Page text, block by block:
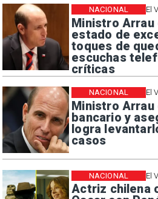
El
Ministro
estado de
toques de
escuchas
críticas
NACIONAL
El
Ministro
bancario y
logra
casos
NACIONAL
El
Actriz chilena
NACIONAL